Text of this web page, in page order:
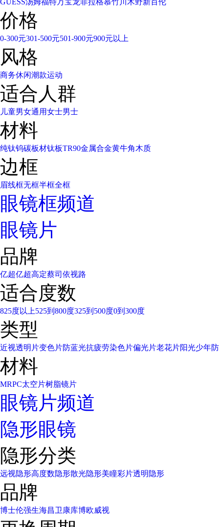
GUESS汤姆福特万宝龙菲拉格慕竹川木野新百伦
价格
0-300元301-500元501-900元900元以上
风格
商务休闲潮款运动
适合人群
儿童男女通用女士男士
材料
纯钛钨碳板材钛板TR90金属合金黄牛角木质
边框
眉线框无框半框全框
眼镜框频道
眼镜片
品牌
亿超亿超高定蔡司 依视路
适合度数
825度以上525到800度325到500度0到300度
类型
近视透明片变色片防蓝光抗疲劳染色片偏光片老花片阳光少年
材料
MRPC太空片树脂镜片
眼镜片频道
隐形眼镜
隐形分类
远视隐形高度数隐形散光隐形美瞳彩片透明隐形
品牌
博士伦强生海昌卫康库博欧威视